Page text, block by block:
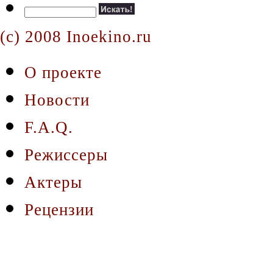
(c) 2008 Inoekino.ru
О проекте
Новости
F.A.Q.
Режиссеры
Актеры
Рецензии